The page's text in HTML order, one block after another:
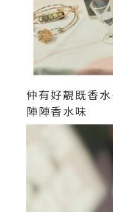
仲有好靚既香
陣陣香水味